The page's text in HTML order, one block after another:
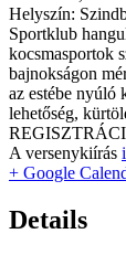
Helyszín:
Sportklub
kocsmasportok
bajnokságon
az estébe nyúló
lehetőség,
A versenykiírás
+ Google
Details